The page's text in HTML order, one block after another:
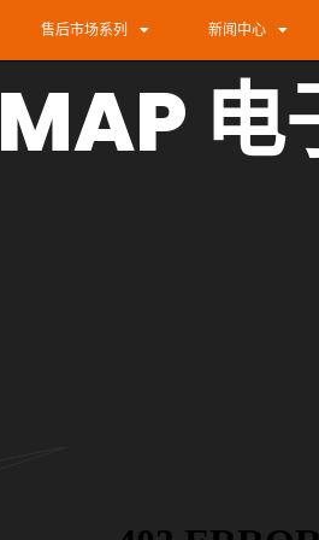
售后市场系列 新闻中心
MAP 电